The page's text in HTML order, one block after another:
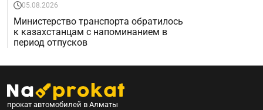
05.08.2026
Министерство транспорта обратилось
к казахстанцам с напоминанием в
период отпусков
прокат автомобилей в Алматы